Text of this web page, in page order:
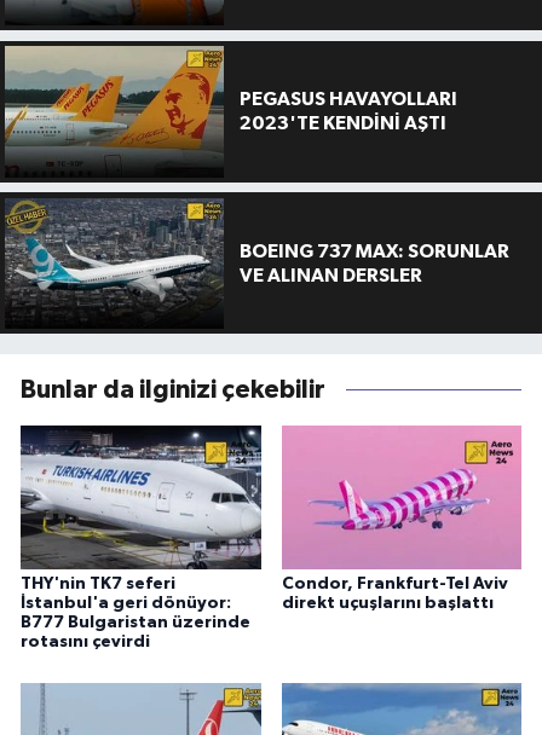
PEGASUS HAVAYOLLARI
2023'TE KENDİNİ AŞTI
BOEING 737 MAX: SORUNLAR
VE ALINAN DERSLER
Bunlar da ilginizi çekebilir
THY'nin TK7 seferi
İstanbul'a geri dönüyor:
B777 Bulgaristan üzerinde
rotasını çevirdi
Condor, Frankfurt-Tel Aviv
direkt uçuşlarını başlattı